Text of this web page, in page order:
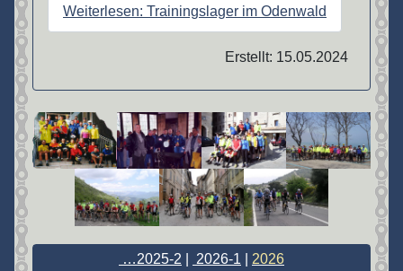
Weiterlesen: Trainingslager im Odenwald
Erstellt: 15.05.2024
…2025-2 2026-1
2026